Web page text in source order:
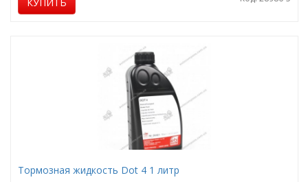
Тормозная жидкость Dot 4 1 литр